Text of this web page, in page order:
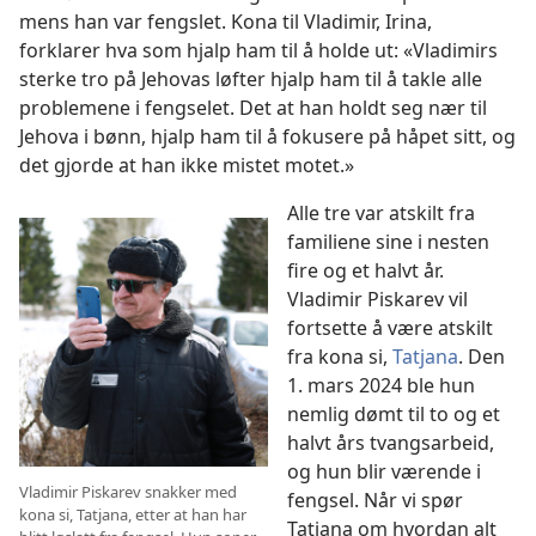
mens han var fengslet. Kona til Vladimir, Irina,
forklarer hva som hjalp ham til å holde ut: «Vladimirs
sterke tro på Jehovas løfter hjalp ham til å takle alle
problemene i fengselet. Det at han holdt seg nær til
Jehova i bønn, hjalp ham til å fokusere på håpet sitt, og
det gjorde at han ikke mistet motet.»
Vladimir Piskarev snakker med
kona si, Tatjana, etter at han har
Alle tre var atskilt fra
familiene sine i nesten
fire og et halvt år.
Vladimir Piskarev vil
fortsette å være atskilt
fra kona si, Tatjana. Den
1. mars 2024 ble hun
nemlig dømt til to og et
halvt års tvangsarbeid,
og hun blir værende i
fengsel. Når vi spør
Tatjana om hvordan alt